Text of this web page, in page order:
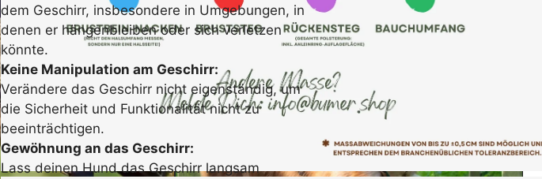
dem Geschirr, insbesondere in Umgebungen, in
denen er hängenbleiben oder sich verletzen
könnte.
Keine Manipulation am Geschirr:
Verändere das Geschirr nicht eigenständig, um
die Sicherheit und Funktionalität nicht zu
beeinträchtigen.
Gewöhnung an das Geschirr:
Lass deinen Hund das Geschirr langsam